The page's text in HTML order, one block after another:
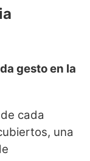
gesto en la
cada
una